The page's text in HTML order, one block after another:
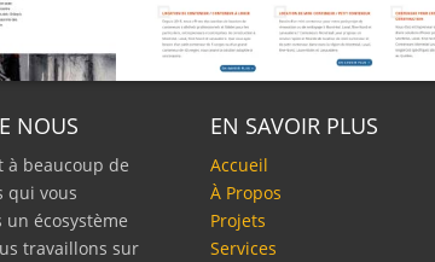
NOUS
à beaucoup de
qui vous
écosystème
travaillons sur
EN SAVOIR PLUS
Accueil
À Propos
Projets
Services